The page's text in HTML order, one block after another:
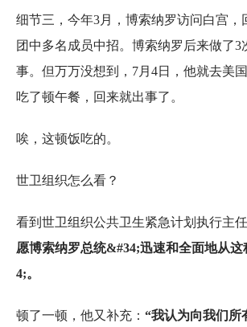
细节三，今年3月，博索纳罗访问白宫，
团中多名成员中招。博索纳罗后来做了3
事。但万万没想到，7月4日，他就去美
吃了顿午餐，回来就出事了。
唉，这顿饭吃的。
世卫组织怎么看？
看到世卫组织公共卫生紧急计划执行主
愿博索纳罗总统&#34;迅速和全面地从
4;。
顿了一顿，他又补充： “我认为向我们所